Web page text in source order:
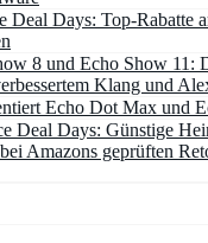
Deal Days: Top-Rabatte
8 und Echo Show 11:
Klang und
Echo Dot Max und
Deal Days: Günstige
Amazons geprüften